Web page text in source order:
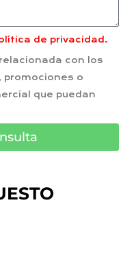
de privacidad.
con los
o
que puedan